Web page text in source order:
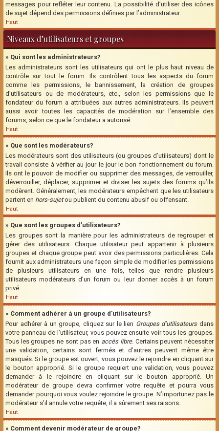
messages pour refléter leur contenu. La possibilité d’utiliser des icônes
de sujet dépend des permissions définies par l’administrateur.
Haut
Niveaux d’utilisateurs et groupes
» Qui sont les administrateurs?
Les administrateurs sont les utilisateurs qui ont le plus haut niveau de
contrôle sur tout le forum. Ils contrôlent tous les aspects du forum
comme les permissions, le bannissement, la création de groupes
d’utilisateurs ou de modérateurs, etc., selon les permissions que le
fondateur du forum a attribuées aux autres administrateurs. Ils peuvent
aussi avoir toutes les capacités de modération sur l’ensemble des
forums, selon ce que le fondateur a autorisé.
Haut
» Que sont les modérateurs?
Les modérateurs sont des utilisateurs (ou groupes d’utilisateurs) dont le
travail consiste à vérifier au jour le jour le bon fonctionnement du forum.
Ils ont le pouvoir de modifier ou supprimer des messages, de verrouiller,
déverrouiller, déplacer, supprimer et diviser les sujets des forums qu’ils
modèrent. Généralement, les modérateurs empêchent que les utilisateurs
partent en hors-sujetou publient du contenu abusif ou offensant.
Haut
» Que sont les groupes d’utilisateurs?
Les groupes sont la manière pour les administrateurs de regrouper et
gérer des utilisateurs. Chaque utilisateur peut appartenir à plusieurs
groupes et chaque groupe peut avoir des permissions particulières. Cela
fournit aux administrateurs une façon simple de modifier les permissions
de plusieurs utilisateurs en une fois, telles que rendre plusieurs
utilisateurs modérateurs d’un forum ou leur donner accès à un forum
privé.
Haut
» Comment adhérer à un groupe d’utilisateurs?
Pour adhérer à un groupe, cliquez sur le lien Groupes d’utilisateursdans
votre panneau de l’utilisateur, vous pouvez ensuite voir tous les groupes.
Tous les groupes ne sont pas en accès libre. Certains peuvent nécessiter
une validation, certains sont fermés et d’autres peuvent même être
masqués. Si le groupe est ouvert, vous pouvez le rejoindre en cliquant sur
le bouton approprié. Si le groupe requiert une validation, vous pouvez
demander à le rejoindre en cliquant sur le bouton approprié. Un
modérateur de groupe devra confirmer votre requête et pourra vous
demander pourquoi vous voulez rejoindre le groupe. N’importunez pas le
modérateur s’il annule votre requête, il a sûrement ses raisons.
Haut
» Comment devenir modérateur de groupe?